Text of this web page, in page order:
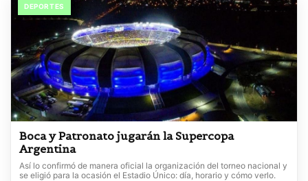
DEPORTES
Boca y Patronato jugarán la Supercopa
Argentina
Así lo confirmó de manera oficial la organización del torneo nacional y
se eligió para la ocasión el Estadio Único: día, horario y cómo verlo.